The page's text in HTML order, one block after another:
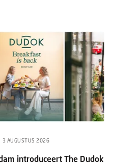
3 AUGUSTUS 2026
introduceert The Dudok